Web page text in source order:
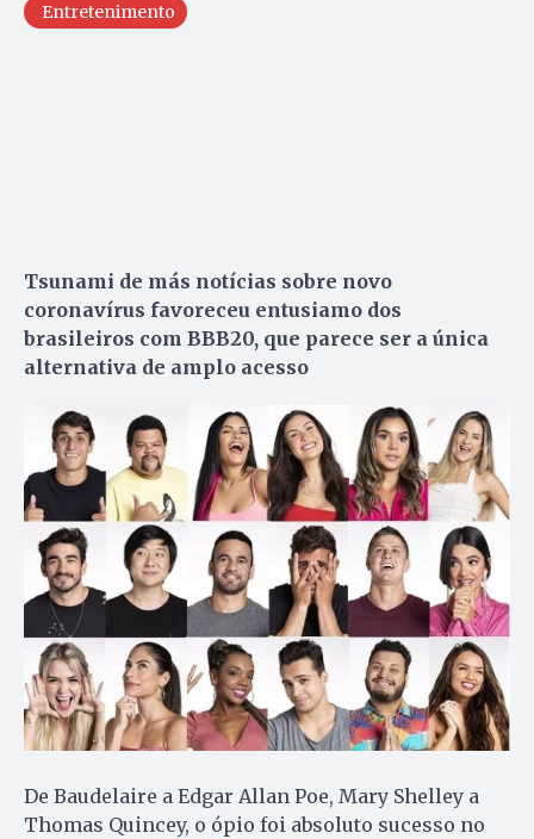
Entretenimento
Tsunami de más notícias sobre novo
coronavírus favoreceu entusiamo dos
brasileiros com BBB20, que parece ser a única
alternativa de amplo acesso
De Baudelaire a Edgar Allan Poe, Mary Shelley a
Thomas Quincey, o ópio foi absoluto sucesso no